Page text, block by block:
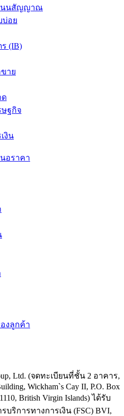
นนสัญญาณ
บ่อย
(IB)
าย
ด
ษฐกิจ
งิน
อราคา
งลูกค้า
Ltd. (จดทะเบียนที่ชั้น 2 อาคาร,
Wickham`s Cay II, P.O. Box
British Virgin Islands) ได้รับ
ริการทางการเงิน (FSC) BVI,